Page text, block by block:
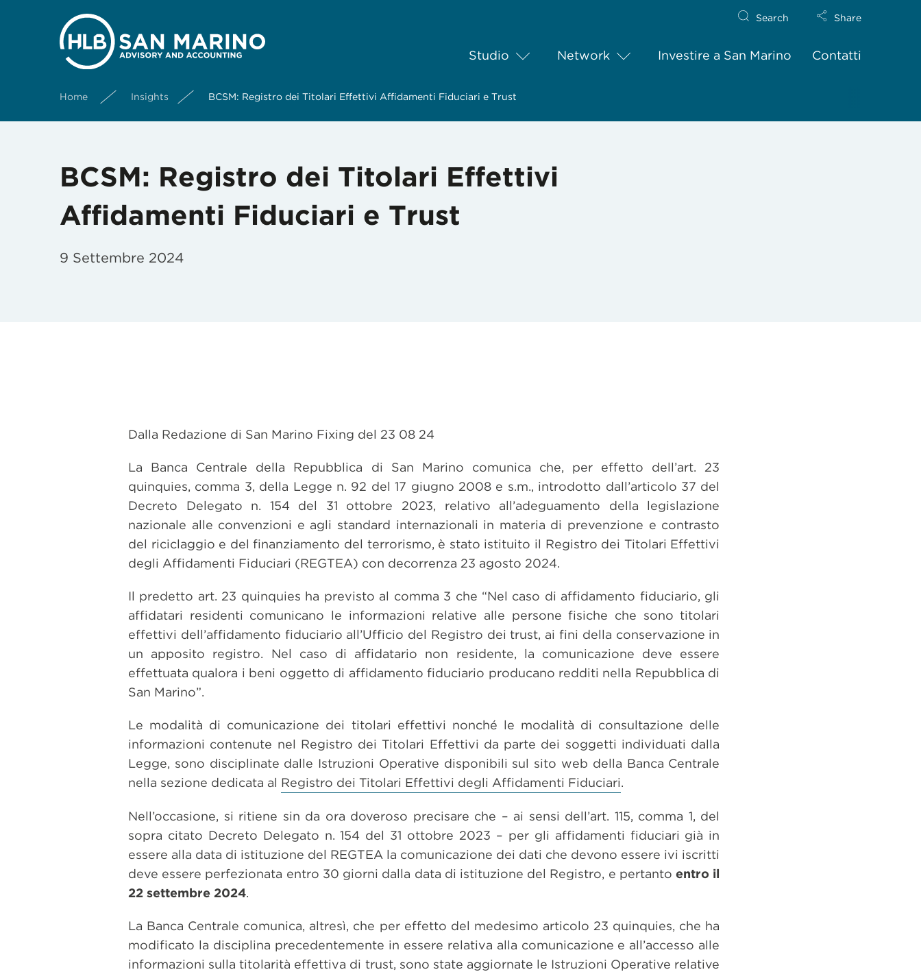
Studio Network Investire a San Marino Contatti
Search Share
Home Insights BCSM: Registro dei Titolari Effettivi Affidamenti Fiduciari e Trust
BCSM: Registro dei Titolari Effettivi
Affidamenti Fiduciari e Trust
9 Settembre 2024
Dalla Redazione di San Marino Fixing del 23 08 24
La Banca Centrale della Repubblica di San Marino comunica che, per effetto dell’art. 23
quinquies, comma 3, della Legge n. 92 del 17 giugno 2008 e s.m., introdotto dall’articolo 37 del
Decreto Delegato n. 154 del 31 ottobre 2023, relativo all’adeguamento della legislazione
nazionale alle convenzioni e agli standard internazionali in materia di prevenzione e contrasto
del riciclaggio e del finanziamento del terrorismo, è stato istituito il Registro dei Titolari Effettivi
degli Affidamenti Fiduciari (REGTEA) con decorrenza 23 agosto 2024.
Il predetto art. 23 quinquies ha previsto al comma 3 che “Nel caso di affidamento fiduciario, gli
affidatari residenti comunicano le informazioni relative alle persone fisiche che sono titolari
effettivi dell’affidamento fiduciario all’Ufficio del Registro dei trust, ai fini della conservazione in
un apposito registro. Nel caso di affidatario non residente, la comunicazione deve essere
effettuata qualora i beni oggetto di affidamento fiduciario producano redditi nella Repubblica di
San Marino”.
Le modalità di comunicazione dei titolari effettivi nonché le modalità di consultazione delle
informazioni contenute nel Registro dei Titolari Effettivi da parte dei soggetti individuati dalla
Legge, sono disciplinate dalle Istruzioni Operative disponibili sul sito web della Banca Centrale
nella sezione dedicata al Registro dei Titolari Effettivi degli Affidamenti Fiduciari.
Nell’occasione, si ritiene sin da ora doveroso precisare che – ai sensi dell’art. 115, comma 1, del
sopra citato Decreto Delegato n. 154 del 31 ottobre 2023 – per gli affidamenti fiduciari già in
essere alla data di istituzione del REGTEA la comunicazione dei dati che devono essere ivi iscritti
deve essere perfezionata entro 30 giorni dalla data di istituzione del Registro, e pertantoentro il
22 settembre 2024.
La Banca Centrale comunica, altresì, che per effetto del medesimo articolo 23 quinquies, che ha
modificato la disciplina precedentemente in essere relativa alla comunicazione e all’accesso alle
informazioni sulla titolarità effettiva di trust, sono state aggiornate le Istruzioni Operative relative